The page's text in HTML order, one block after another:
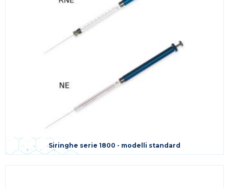
Siringhe serie 1800 - modelli standard